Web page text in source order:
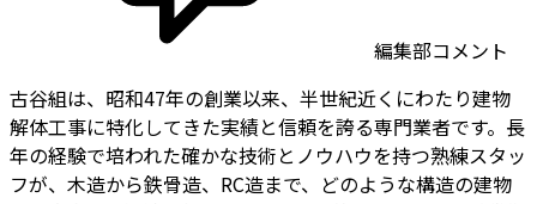
編集部コメント
古谷組は、昭和47年の創業以来、半世紀近くにわたり建物
解体工事に特化してきた実績と信頼を誇る専門業者です。長
年の経験で培われた確かな技術とノウハウを持つ熟練スタッ
フが、木造から鉄骨造、RC造まで、どのような構造の建物